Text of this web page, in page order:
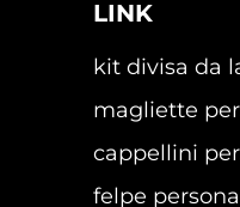
LINK
kit divisa da
magliette
cappellini
felpe